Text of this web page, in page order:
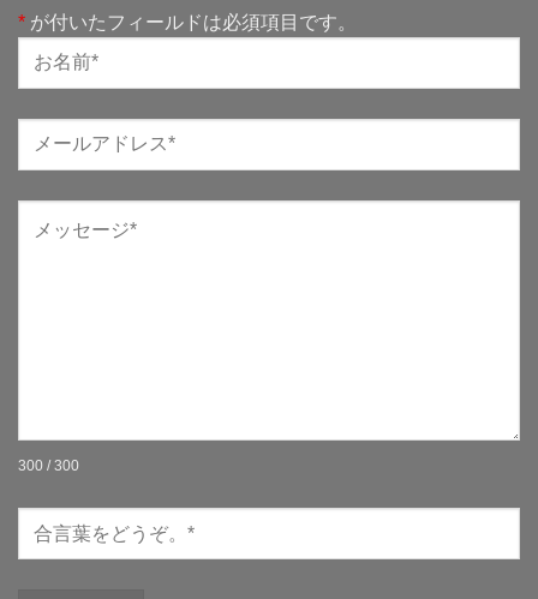
* が付いたフィールドは必須項目です。
300 / 300